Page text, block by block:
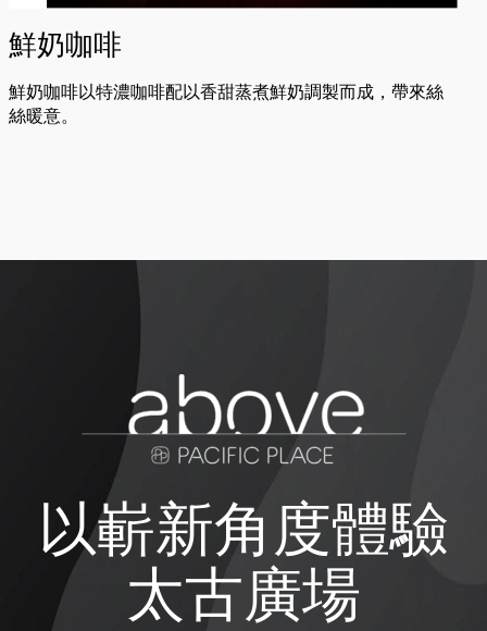
鮮奶咖啡
鮮奶咖啡以特濃咖啡配以香甜蒸煮鮮奶調製而成，帶來絲
絲暖意。
以嶄新角度體驗
太古廣場